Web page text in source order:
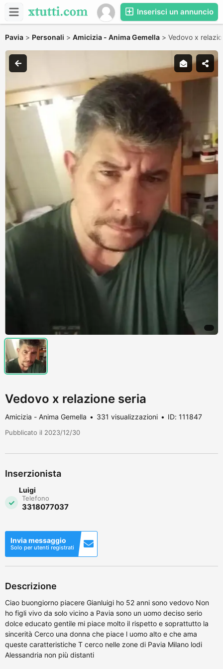
Inserisci un annuncio
Pavia > Personali > Amicizia - Anima Gemella > Vedovo x
Vedovo x relazione seria
Amicizia - Anima Gemella 331 visualizzazioni ID: 111847
Pubblicato il 2023/12/30
Inserzionista
Luigi
Telefono
3318077037
Invia messaggio
Solo per utenti registrati
Descrizione
Ciao buongiorno piacere Gianluigi ho 52 anni sono vedovo Non
ho figli vivo da solo vicino a Pavia sono un uomo deciso serio
dolce educato gentile mi piace molto il rispetto e soprattutto la
sincerità Cerco una donna che piace l uomo alto e che ama
queste caratteristiche T cerco nelle zone di Pavia Milano lodi
Alessandria non più distanti